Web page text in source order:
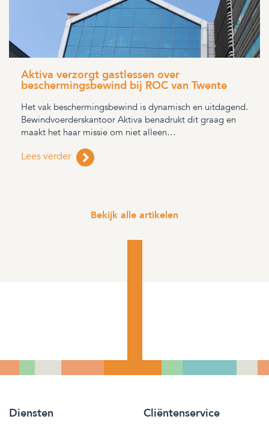
Aktiva verzorgt gastlessen over
beschermingsbewind bij ROC van Twente
Het vak beschermingsbewind is dynamisch en uitdagend.
Bewindvoerderskantoor Aktiva benadrukt dit graag en
maakt het haar missie om niet alleen…
Lees verder
Bekijk alle artikelen
Diensten Cliëntenservice